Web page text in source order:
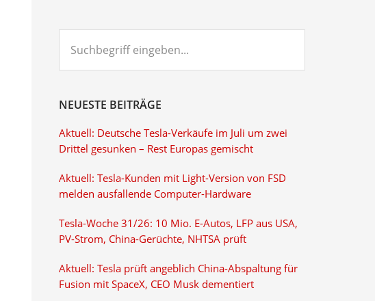
eingeben...
NEUESTE BEITRÄGE
Aktuell: Deutsche Tesla-Verkäufe im Juli um zwei
Drittel gesunken – Rest Europas gemischt
Aktuell: Tesla-Kunden mit Light-Version von FSD
melden ausfallende Computer-Hardware
Tesla-Woche 31/26: 10 Mio. E-Autos, LFP aus USA,
PV-Strom, China-Gerüchte, NHTSA prüft
Aktuell: Tesla prüft angeblich China-Abspaltung für
Fusion mit SpaceX, CEO Musk dementiert